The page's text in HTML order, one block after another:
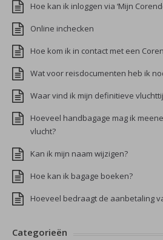
Hoe kan ik inloggen via ‘Mijn
Online inchecken
Hoe kom ik in contact met een
Wat voor reisdocumenten heb ik
Waar vind ik mijn definitieve
Hoeveel handbagage mag ik
vlucht?
Kan ik mijn naam wijzigen?
Hoe kan ik bagage boeken?
Hoeveel bedraagt de aanbetaling
Categorieën